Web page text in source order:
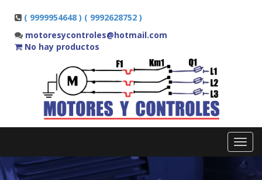
( 9999954648 ) ( 9992628752 )
motoresycontroles@hotmail.com
No hay productos